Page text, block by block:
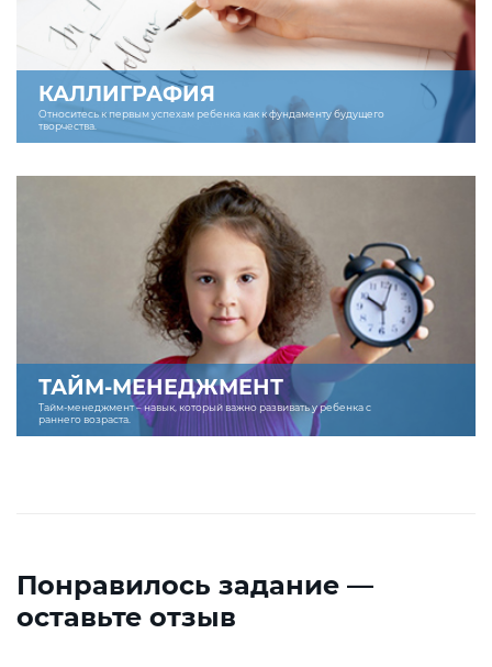
КАЛЛИГРАФИЯ
Относитесь к первым успехам ребенка как к фундаменту будущего
творчества.
ТАЙМ-МЕНЕДЖМЕНТ
Тайм-менеджмент – навык, который важно развивать у ребенка с
раннего возраста.
Понравилось задание —
оставьте отзыв